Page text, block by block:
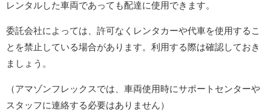
レンタルした車両であっても配達に使用できます。
委託会社によっては、許可なくレンタカーや代車を使用するこ
とを禁止している場合があります。利用する際は確認しておき
ましょう。
（アマゾンフレックスでは、車両使用時にサポートセンターや
スタッフに連絡する必要はありません）